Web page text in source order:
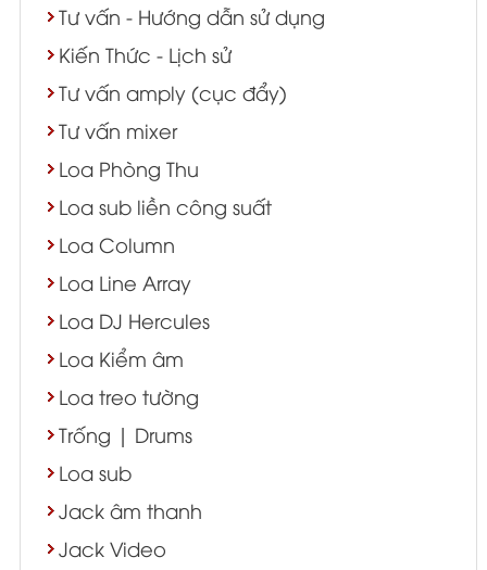
Tư vấn - Hướng dẫn sử dụng
Kiến Thức - Lịch sử
Tư vấn amply (cục đẩy)
Tư vấn mixer
Loa Phòng Thu
Loa sub liền công suất
Loa Column
Loa Line Array
Loa DJ Hercules
Loa Kiểm âm
Loa treo tường
Trống | Drums
Loa sub
Jack âm thanh
Jack Video